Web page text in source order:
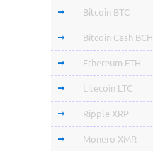
Bitcoin BTC
Bitcoin Cash BCH
Ethereum ETH
Litecoin LTC
Ripple XRP
Monero XMR